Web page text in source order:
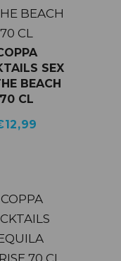
SEX
BEACH
70 CL
12,99